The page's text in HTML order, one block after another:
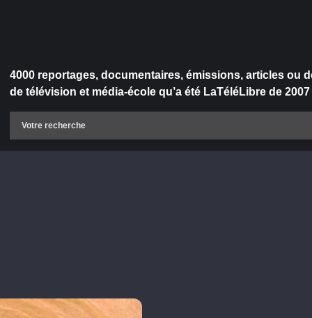
4000 reportages, documentaires, émissions, articles ou
de télévision et média-école qu’a été LaTéléLibre de 2007